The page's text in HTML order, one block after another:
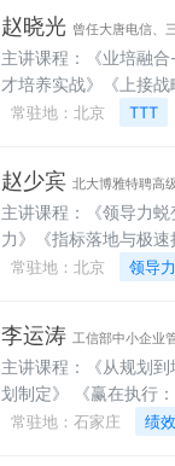
赵晓光 曾任大唐电信、
培训经理
主讲课程：《业培融
才培养实战》《上接
效培训管理体系构建
计与开发》《谈“效”风
技巧》《排兵布阵—轻
点》《破茧成蝶-新任
（全情景案例课程）
（全情景党史课程）
常驻地：北京 TTT
赵少宾 北大博雅特聘高
主讲课程：《领导力
力》《指标落地与极速
管理五项修炼》《绩效
常驻地：北京 领导力
李运涛 工信部中小企业
主讲课程：《从规划
划制定》 《赢在执行
环》 《绩效突破：从无效考核到业绩倍
常驻地：石家庄 绩